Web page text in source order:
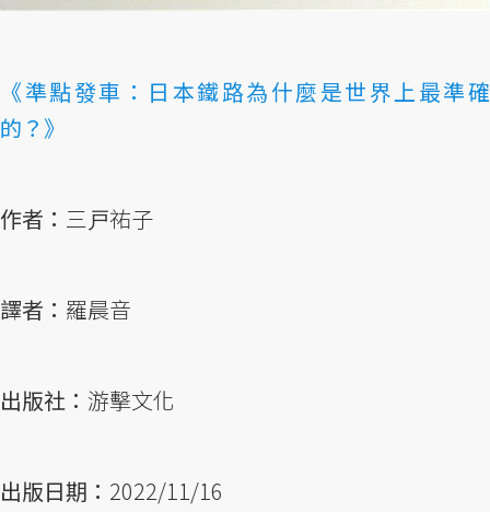
《準點發車：日本鐵路為什麼是世界上最準確
的？》
作者： 三戸祐子
譯者： 羅晨音
出版社： 游擊文化
出版日期： 2022/11/16